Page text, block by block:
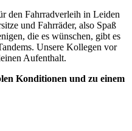
den Fahrradverleih in Leiden
und Fahrräder, also Spaß
die es wünschen, gibt es
Unsere Kollegen vor
Aufenthalt.
Konditionen und zu einem